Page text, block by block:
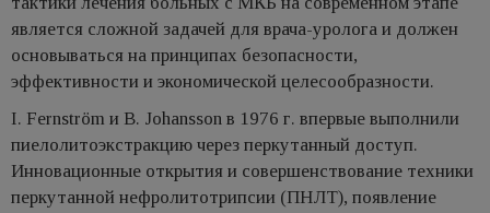
является сложной задачей для врача-уролога и должен
основываться на принципах безопасности,
эффективности и экономической целесообразности.
I. Fernström и B. Johansson в 1976 г. впервые выполнили
пиелолитоэкстракцию через перкутанный доступ.
Инновационные открытия и совершенствование техники
перкутанной нефролитотрипсии (ПНЛТ), появление